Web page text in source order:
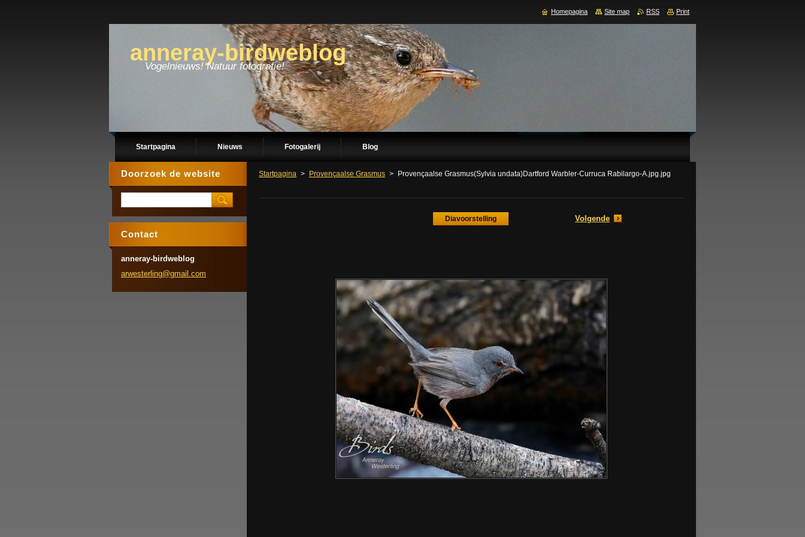
anneray-birdweblog
Vogelnieuws! Natuur fotografie!
Startpagina Nieuws Fotogalerij Blog
Startpagina > Provençaalse Grasmus > Provençaalse Grasmus(Sylvia undata)Dartford Warbler-Curruca Rabilargo-A.jpg.jpg
Diavoorstelling Volgende
Doorzoek de website
Contact
anneray-birdweblog
arwester ling@gmail.com
Homepagina Site map RSS Print